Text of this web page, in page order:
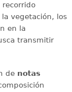
vegetación, los
en la
transmitir
de notas